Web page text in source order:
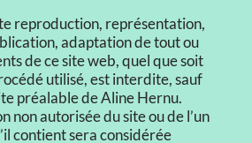
reproduction, représentation,
adaptation de tout ou
de ce site web, quel que soit
utilisé, est interdite, sauf
préalable de Aline Hernu.
non autorisée du site ou de l’un
contient sera considérée